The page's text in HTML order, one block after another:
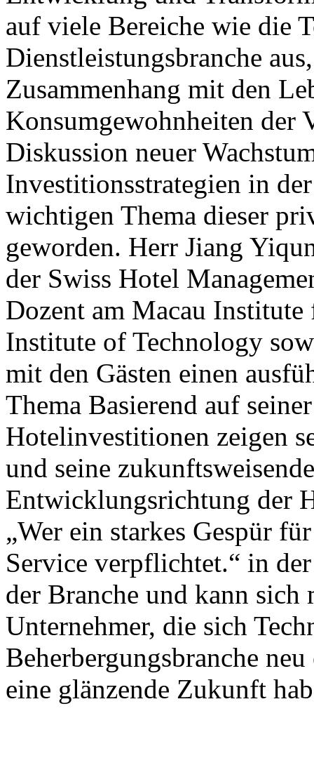
auf viele Bereiche wie die
Dienstleistungsbranche
Zusammenhang mit den
Konsumgewohnheiten der
Diskussion neuer
Investitionsstrategien in
wichtigen Thema dieser
geworden. Herr Jiang
der Swiss Hotel
Dozent am Macau
Institute of Technology
mit den Gästen einen
Thema Basierend auf
Hotelinvestitionen zeigen
und seine
Entwicklungsrichtung der
„Wer ein starkes Gespür
Service verpflichtet.“ in
der Branche und kann
Unternehmer, die sich
Beherbergungsbranche
eine glänzende Zukunft